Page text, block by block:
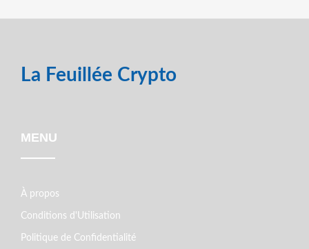
La Feuillée Crypto
MENU
À propos
Conditions d'Utilisation
Politique de Confidentialité